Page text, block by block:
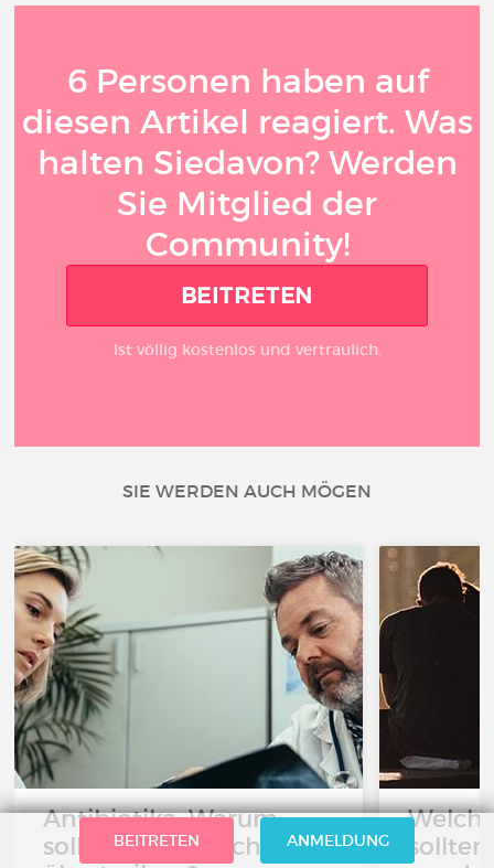
6 Personen haben auf
diesen Artikel reagiert. Was
halten Siedavon? Werden
Sie Mitglied der
Community!
BEITRETEN
Ist völlig kostenlos und vertraulich.
SIE WERDEN AUCH MÖGEN
Antibiotika: Warum
sollte man es nicht
BEITRETEN ANMELDUNG